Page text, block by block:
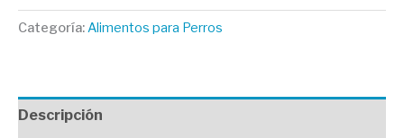
Categoría:Alimentos para Perros
Descripción